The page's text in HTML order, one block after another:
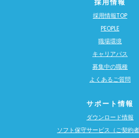
採用情報
採用情報TOP
PEOPLE
職場環境
キャリアパス
募集中の職種
よくあるご質問
サポート情報
ダウンロード情報
ソフト保守サービス（ご契約者